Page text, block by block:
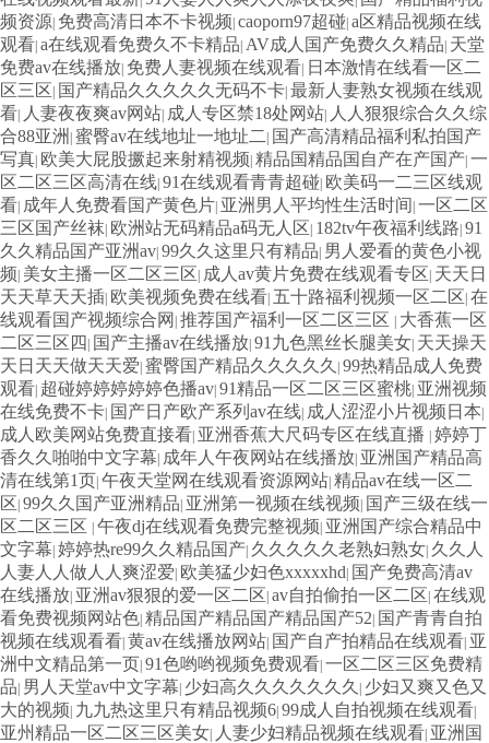
频资源| 免费高清日本不卡视频| caoporn97超碰| a区精品视频在线
观看| a在线观看免费久不卡精品| AV成人国产免费久久精品| 天堂
免费av在线播放| 免费人妻视频在线观看| 日本激情在线看一区二
区三区| 国产精品久久久久久无码不卡| 最新人妻熟女视频在线观
看| 人妻夜夜爽av网站| 成人专区禁18处网站| 人人狠狠综合久久综
合88亚洲 | 蜜臀av在线地址一地址二 | 国产高清精品福利私拍国产
写真| 欧美大屁股撅起来射精视频| 精品国精品国自产在产国产| 一
区二区三区高清在线| 91在线观看青青超碰| 欧美码一二三区线观
看| 成年人免费看国产黄色片| 亚洲男人平均性生活时间 | 一区二区
三区国产丝袜| 欧洲站无码精品a码无人区| 182tv午夜福利线路| 91
久久精品国产亚洲av| 99久久这里只有精品| 男人爱看的黄色小视
频| 美女主播一区二区三区| 成人av黄片免费在线观看专区| 天天日
天天草天天插| 欧美视频免费在线看| 五十路福利视频一区二区| 在
线观看国产视频综合网 | 推荐国产福利一区二区三区 | 大香蕉一区
二区三区四 | 国产主播av在线播放| 91九色黑丝长腿美女| 天天操天
天日天天做天天爱| 蜜臀国产精品久久久久久 | 99热精品成人免费
观看| 超碰婷婷婷婷婷色播av| 91精品一区二区三区蜜桃| 亚洲视频
在线免费不卡| 国产日产欧产系列av在线| 成人涩涩小片视频日本|
成人欧美网站免费直接看| 亚洲香蕉大尺码专区在线直播 | 婷婷丁
香久久啪啪中文字幕| 成年人午夜网站在线播放| 亚洲国产精品高
清在线第1页| 午夜天堂网在线观看资源网站| 精品av在线一区二
区| 99久久国产亚洲精品| 亚洲第一视频在线视频| 国产三级在线一
区二区三区 | 午夜dj在线观看免费完整视频| 亚洲国产综合精品中
文字幕| 婷婷热re99久久精品国产| 久久久久久老熟妇熟女| 久久人
人妻人人做人人爽涩爱| 欧美猛少妇色xxxxxhd| 国产免费高清av
在线播放| 亚洲av狠狠的爱一区二区| av自拍偷拍一区二区| 在线观
看免费视频网站色| 精品国产精品国产精品国产52| 国产青青自拍
视频在线观看看| 黄av在线播放网站| 国产自产拍精品在线观看| 亚
洲中文精品第一页| 91色哟哟视频免费观看| 一区二区三区免费精
品| 男人天堂av中文字幕| 少妇高久久久久久久久 | 少妇又爽又色又
大的视频| 九九热这里只有精品视频6| 99成人自拍视频在线观看|
亚州精品一区二区三区美女| 人妻少妇精品视频在线观看| 亚洲国